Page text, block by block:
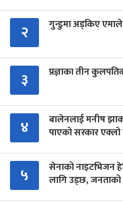
२ गुन्डुमा अड्किए
३ प्रज्ञाका तीन
४
बालेनलाई मनीष
पाएको सरकार
५
सेनाको नाइटभिजन
लागि उड्छ,